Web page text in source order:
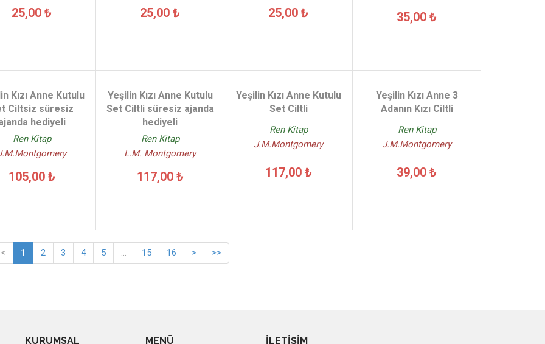
25,00 ₺ 25,00 ₺ 25,00 ₺ 35,00 ₺
Kızı Anne Kutulu
Ciltsiz süresiz
hediyeli
Ren Kitap
105,00 ₺
Yeşilin Kızı Anne Kutulu
Set Ciltli süresiz ajanda
hediyeli
Ren Kitap
L.M. Montgomery
117,00 ₺
Yeşilin Kızı Anne Kutulu
Set Ciltli
Ren Kitap
J.M.Montgomery
117,00 ₺
Yeşilin Kızı Anne 3
Adanın Kızı Ciltli
Ren Kitap
J.M.Montgomery
39,00 ₺
< 1 2 3 4 5 ... 15 16 > >>
KURUMSAL MENÜ İLETİŞİM